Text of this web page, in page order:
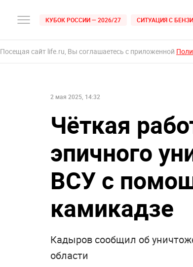
КУБОК РОССИИ — 2026/27 СИТУАЦИЯ С
Посещая сайт life.ru, Вы соглашаетесь с приложенной
2 мая 2025, 14:32
Чёткая
эпичного
ВСУ с
камикадзе
Кадыров сообщил об
области